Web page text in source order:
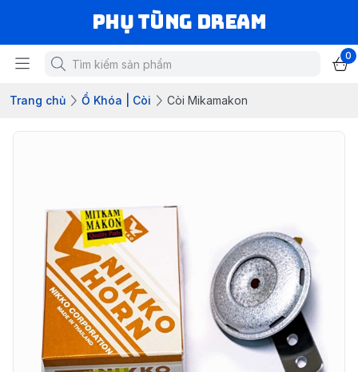
Phụ Tùng Dream
0
Trang chủ Ổ Khóa | Còi Còi Mikamakon